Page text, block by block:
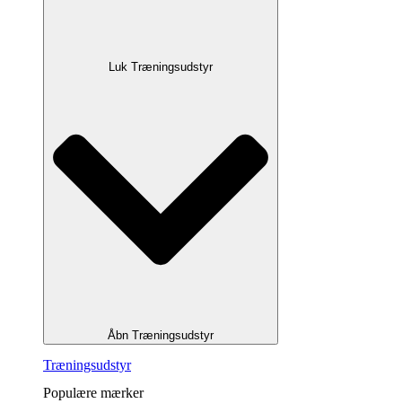
Luk Træningsudstyr
Åbn Træningsudstyr
Træningsudstyr
Populære mærker